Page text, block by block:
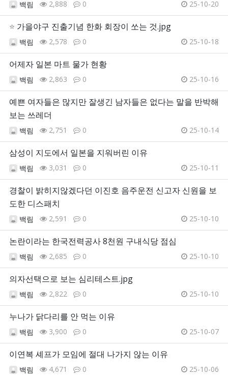
백림 2,888 0 25-10-20
⭐ 가을야구 진출기념 한화 회장이 쏘는 것.jpg
백림 2,578 0 25-10-18
어제자 일본 마트 물가 현황
백림 2,863 0 25-10-16
예쁜 여자들은 많지만 잘생긴 남자들은 없다는 말을 반박해
보는 쓰레더
백림 2,751 0 25-10-14
삼성이 지도에서 일본을 지워버린 이유
백림 3,031 0 25-10-11
경찰이 밝히지않겠다던 이진호 음주운전 신고자 신원을 보
도한 디스패치
백림 2,591 0 25-10-10
논란이라는 한국전력공사 8천원 구내식당 점심
백림 2,685 0 25-10-10
의자선택으로 보는 심리테스트.jpg
백림 2,822 0 25-10-10
누나가 닭다리를 안 먹는 이유
백림 3,900 0 25-10-07
이연복 셰프가 모임에 절대 나가지 않는 이유
백림 4,671 0 25-10-06